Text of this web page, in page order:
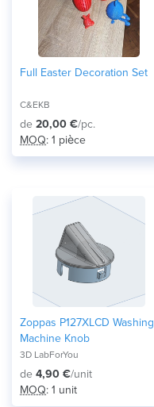
Full Easter Decoration Set
C&EKB
de 20,00 €/pc.
MOQ: 1 pièce
Zoppas P127XLCD Washing
Machine Knob
3D LabForYou
de 4,90 €/unit
MOQ: 1 unit